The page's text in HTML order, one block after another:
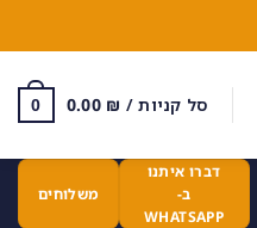
סל קניות / 0.00 ₪
0
דברו איתנו
ב-
WHATSAPP
משלוחים